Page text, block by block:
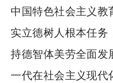
中国特色社会主义
实立德树人根本任务
持德智体美劳全面发
一代在社会主义现代